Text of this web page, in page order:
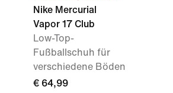
Nike Mercurial
Vapor 17 Club
Low-Top-
Fußballschuh für
verschiedene Böden
€ 64,99